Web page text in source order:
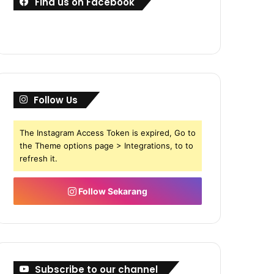
Follow Us
The Instagram Access Token is expired, Go to
the Theme options page > Integrations, to to
refresh it.
Follow Sekarang
Subscribe to our channel